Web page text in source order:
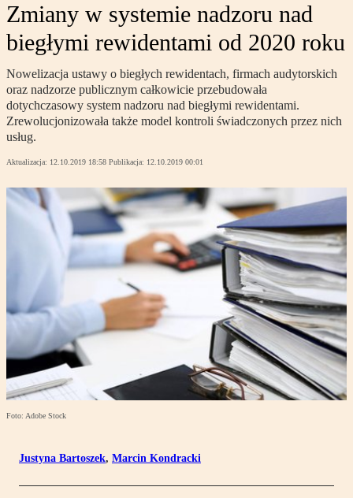
Zmiany w systemie nadzoru nad
biegłymi rewidentami od 2020 roku
Nowelizacja ustawy o biegłych rewidentach, firmach audytorskich
oraz nadzorze publicznym całkowicie przebudowała
dotychczasowy system nadzoru nad biegłymi rewidentami.
Zrewolucjonizowała także model kontroli świadczonych przez nich
usług.
Aktualizacja: 12.10.2019 18:58 Publikacja: 12.10.2019 00:01
Foto: Adobe Stock
Justyna Bartoszek, Marcin Kondracki